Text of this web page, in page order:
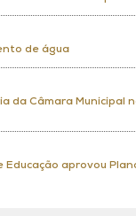
de água
da Câmara Municipal
Educação aprovou